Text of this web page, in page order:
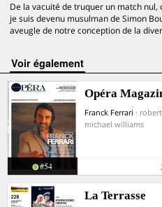
De la vacuité de truquer un match
je suis devenu musulman de Simon
aveugle de notre conception de la
voir également
Opéra
Franck Ferrari ·
michael williams
#54
La Terrasse